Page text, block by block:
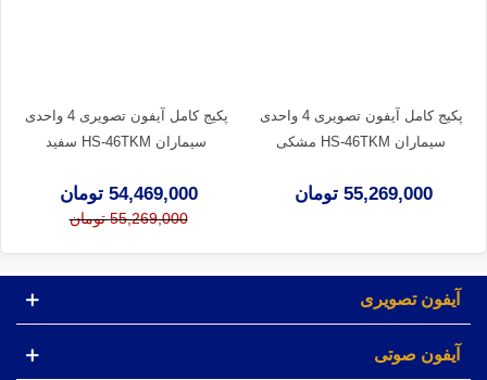
پکیج کامل آیفون تصویری 4 واحدی
سیماران HS-46TKM مشکی
55,269,000 تومان
پکیج کامل آیفون تصویری 4 واحدی
سیماران HS-46TKM سفید
54,469,000 تومان
55,269,000 تومان
آیفون تصویری
آیفون صوتی